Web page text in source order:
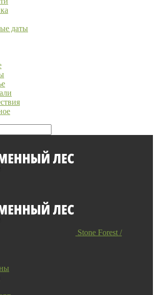
даты
Stone Forest /